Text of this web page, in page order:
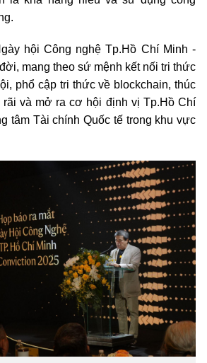
hội Công nghệ Tp.Hồ Chí Minh -
mang theo sứ mệnh kết nối tri thức
phổ cập tri thức về blockchain, thúc
và mở ra cơ hội định vị Tp.Hồ Chí
tâm Tài chính Quốc tế trong khu vực